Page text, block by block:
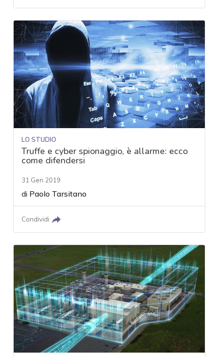
LO STUDIO
Truffe e cyber spionaggio, è allarme: ecco
come difendersi
31 Gen 2019
di Paolo Tarsitano
Condividi